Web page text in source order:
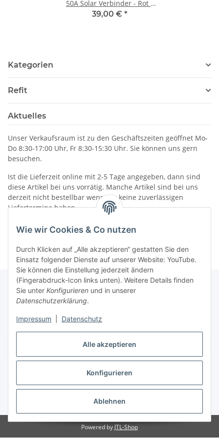
Alle akzeptieren
Konfigurieren
Ablehnen
Wie wir Cookies & Co nutzen
Durch Klicken auf „Alle akzeptieren“ gestatten Sie den
Einsatz folgender Dienste auf unserer Website: YouTube.
Sie können die Einstellung jederzeit ändern
(Fingerabdruck-Icon links unten). Weitere Details finden
Sie unter Konfigurieren und in unserer
Datenschutzerklärung.
Impressum Datenschutz
50A Solar Verbinder - Rot -
SC-V-S1
39,00 € *
Kategorien
Refit
Aktuelles
Unser Verkaufsraum ist zu den Geschäftszeiten geöffnet Mo-
Do 8:30-17:00 Uhr, Fr 8:30-15:30 Uhr. Sie können uns gern
besuchen.
Ist die Lieferzeit online mit 2-5 Tage angegeben, dann sind
diese Artikel bei uns vorrätig. Manche Artikel sind bei uns
derzeit nicht bestellbar wenn wir keine zuverlässigen
Liefertermine haben.
Informationen
Gesetzliche Informationen
Vertrag widerrufen
* Alle Preise inkl. gesetzlicher USt., zzgl.Versand
Powered by JTL-Shop